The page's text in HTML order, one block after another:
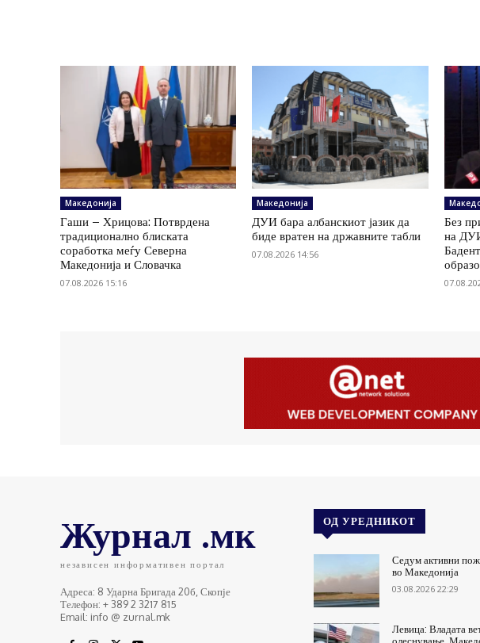
Македонија
Гаши – Хрицова: Потврдена
традиционално блиската
соработка меѓу Северна
Македонија и Словачка
07.08.2026 15:16
Македонија
ДУИ бара албанскиот јазик да
биде вратен на државните табли
07.08.2026 14:56
Без
на
Журнал .мк
независен информативен портал
Адреса: 8 Ударна Бригада 20б, Скопје
Телефон: + 389 2 3217 815
Email: info @ zurnal.mk
ОД УРЕДНИКОТ
Седум активни
во Македонија
03.08.2026 22:29
Левица: Владата